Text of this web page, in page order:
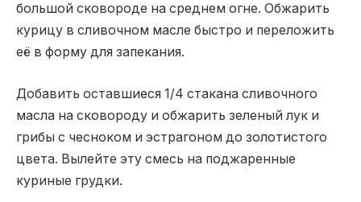
большой сковороде на среднем огне. Обжарить
курицу в сливочном масле быстро и переложить
её в форму для запекания.
Добавить оставшиеся 1/4 стакана сливочного
масла на сковороду и обжарить зеленый лук и
грибы с чесноком и эстрагоном до золотистого
цвета. Вылейте эту смесь на поджаренные
куриные грудки.